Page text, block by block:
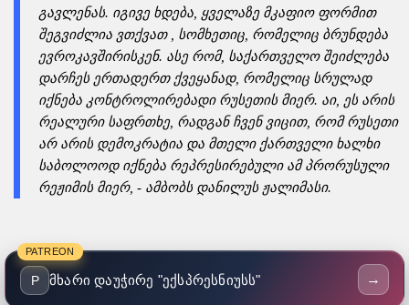
გავლენას. იგივე ხდება, ყველაზე მკაფიო ფორმით
შეგვიძლია ვთქვათ , სომხეთიც, რომელიც ბრუნდება
ევროკავშირისკენ. ასე რომ, საქართველო შეიძლება
დარჩეს ერთადერთ ქვეყანად, რომელიც სრულად
იქნება კონტროლირებადი რუსეთის მიერ. აი, ეს არის
რეალური საფრთხე, რადგან ჩვენ ვიცით, რომ რუსეთი
არ არის დემოკრატია და მთელი ქართველი ხალხი
საბოლოოდ იქნება რეპრესირებული ამ პრორუსული
რეჟიმის მიერ, - ამბობს დანილუს ჟალიმასი.
PATREON
P მხარი დაუჭირე "ექსპრესნიუსს" →